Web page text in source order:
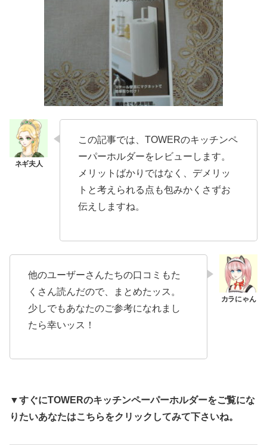
この記事では、TOWERのキッチンペ
ーパーホルダーをレビューします。
メリットばかりではなく、デメリッ
トと考えられる点も包みかくさずお
伝えしますね。
他のユーザーさんたちの口コミもた
くさん読んだので、まとめたッス。
少しでもあなたのご参考になれまし
たら幸いッス！
▼すぐにTOWERのキッチンペーパーホルダーをご覧にな
りたいあなたはこちらをクリックしてみて下さいね。